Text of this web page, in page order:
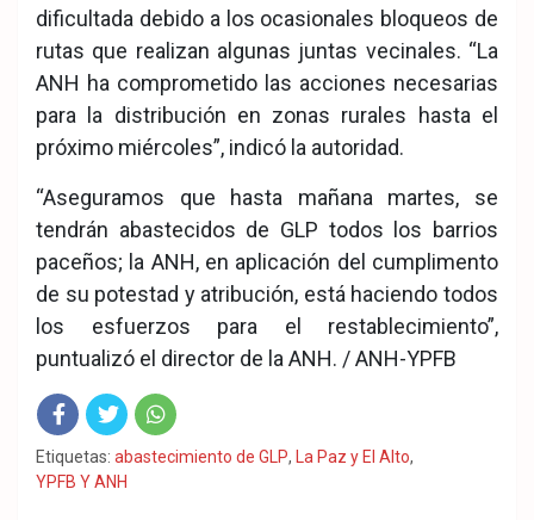
dificultada debido a los ocasionales bloqueos de
rutas que realizan algunas juntas vecinales. “La
ANH ha comprometido las acciones necesarias
para la distribución en zonas rurales hasta el
próximo miércoles”, indicó la autoridad.
“Aseguramos que hasta mañana martes, se
tendrán abastecidos de GLP todos los barrios
paceños; la ANH, en aplicación del cumplimento
de su potestad y atribución, está haciendo todos
los esfuerzos para el restablecimiento”,
puntualizó el director de la ANH. / ANH-YPFB
Fac Twit Wha
Etiquetas: abastecimiento de GLP, La Paz y El Alto,
YPFB Y ANH